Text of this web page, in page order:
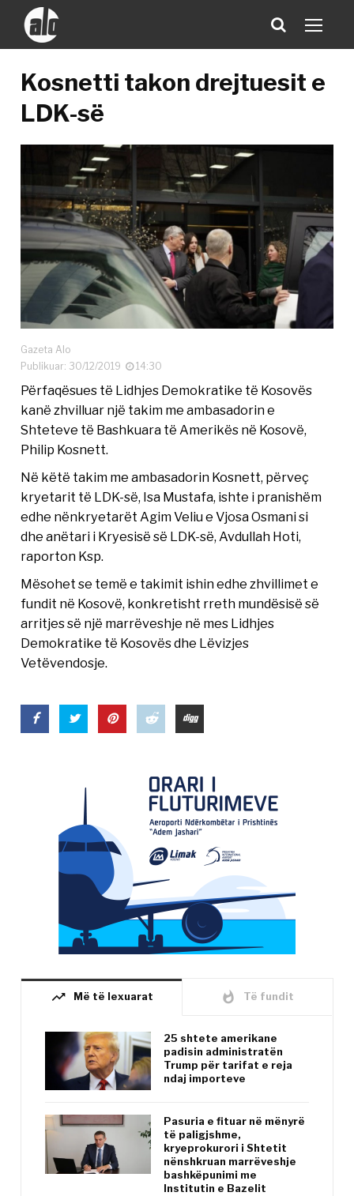
Kosnetti takon drejtuesit e
LDK-së
Gazeta Alo
Publikuar: 30/12/2019
14:30
Përfaqësues të Lidhjes Demokratike të Kosovës
kanë zhvilluar një takim me ambasadorin e
Shteteve të Bashkuara të Amerikës në Kosovë,
Philip Kosnett.
Në këtë takim me ambasadorin Kosnett, përveç
kryetarit të LDK-së, Isa Mustafa, ishte i pranishëm
edhe nënkryetarët Agim Veliu e Vjosa Osmani si
dhe anëtari i Kryesisë së LDK-së, Avdullah Hoti,
raporton Ksp.
Mësohet se temë e takimit ishin edhe zhvillimet e
fundit në Kosovë, konkretisht rreth mundësisë së
arritjes së një marrëveshje në mes Lidhjes
Demokratike të Kosovës dhe Lëvizjes
Vetëvendosje.
trending_up Më të lexuarat whatshot Të fundit
25 shtete amerikane
padisin administratën
Trump për tarifat e reja
ndaj importeve
Pasuria e fituar në mënyrë
të paligjshme,
kryeprokurori i Shtetit
nënshkruan marrëveshje
bashkëpunimi me
Institutin e Bazelit